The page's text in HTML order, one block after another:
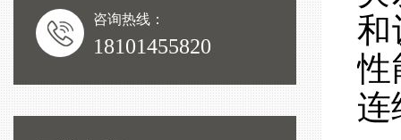
咨询热线：
18101455820
和
性
连